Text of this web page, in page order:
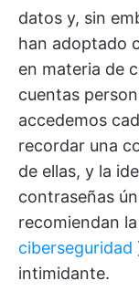
datos y, sin
han adoptado
en materia de
cuentas
accedemos
recordar una
de ellas, y la
contraseñas
recomiendan
ciberseguridad
intimidante.